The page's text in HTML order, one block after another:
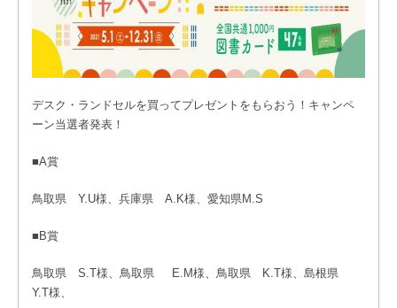
デスク・ランドセルを買ってプレゼントをもらおう！キャンペ
ーン当選者発表！
■A賞
鳥取県 Y.U様、兵庫県 A.K様、愛知県M.S
■B賞
鳥取県 S.T様、鳥取県 E.M様、鳥取県 K.T様、島根県
Y.T様、